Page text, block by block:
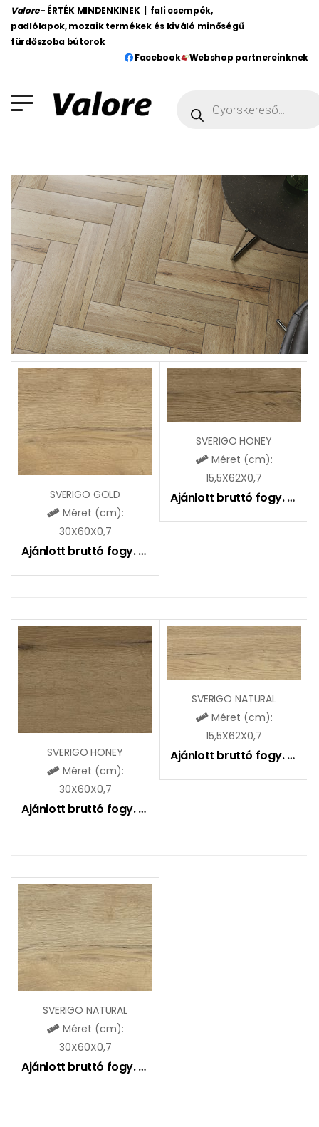
Valore - ÉRTÉK MINDENKINEK | fali csempék,
padlólapok, mozaik termékek és kiváló minőségű
fürdőszoba bútorok
Facebook
Webshop partnereinknek
SVERIGO GOLD
Méret (cm):
30X60X0,7
Ajánlott bruttó fogy. ár:
SVERIGO HONEY
Méret (cm):
15,5X62X0,7
Ajánlott bruttó fogy. ár:
SVERIGO HONEY
Méret (cm):
30X60X0,7
Ajánlott bruttó fogy. ár:
SVERIGO NATURAL
Méret (cm):
15,5X62X0,7
Ajánlott bruttó fogy. ár:
SVERIGO NATURAL
Méret (cm):
30X60X0,7
Ajánlott bruttó fogy. ár: